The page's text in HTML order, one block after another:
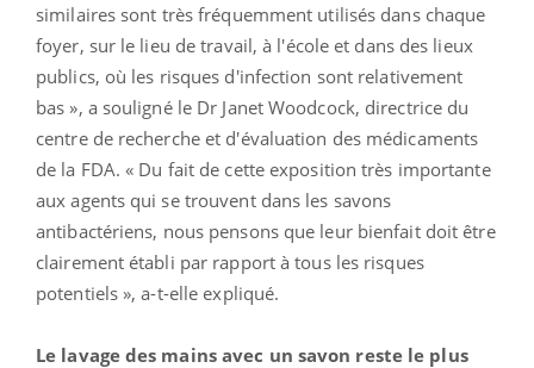
similaires sont très fréquemment utilisés dans chaque
foyer, sur le lieu de travail, à l'école et dans des lieux
publics, où les risques d'infection sont relativement
bas », a souligné le Dr Janet Woodcock, directrice du
centre de recherche et d'évaluation des médicaments
de la FDA. « Du fait de cette exposition très importante
aux agents qui se trouvent dans les savons
antibactériens, nous pensons que leur bienfait doit être
clairement établi par rapport à tous les risques
potentiels », a-t-elle expliqué.
Le lavage des mains avec un savon reste le plus